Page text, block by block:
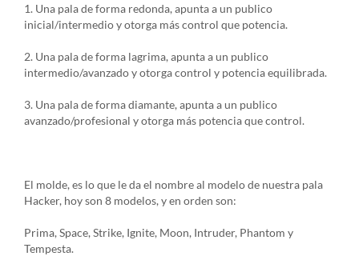
1. Una pala de forma redonda, apunta a un publico
inicial/intermedio y otorga más control que potencia.
2. Una pala de forma lagrima, apunta a un publico
intermedio/avanzado y otorga control y potencia equilibrada.
3. Una pala de forma diamante, apunta a un publico
avanzado/profesional y otorga más potencia que control.
El molde, es lo que le da el nombre al modelo de nuestra pala
Hacker, hoy son 8 modelos, y en orden son:
Prima, Space, Strike, Ignite, Moon, Intruder, Phantom y
Tempesta.